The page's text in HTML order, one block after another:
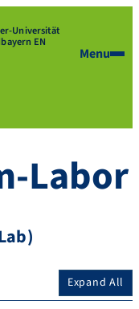
Universität
EN
Menu
Labor
Expand All